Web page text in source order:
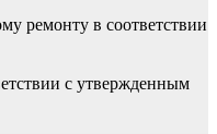
ремонту в соответствии
с утвержденным